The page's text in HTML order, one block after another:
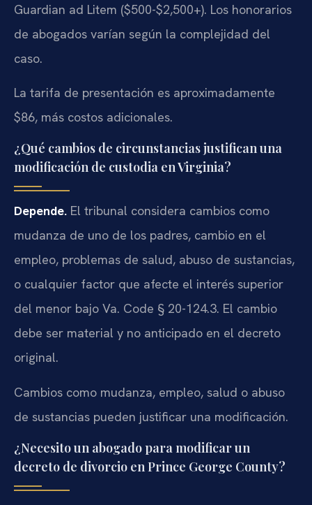
Guardian ad Litem ($500-$2,500+). Los honorarios
de abogados varían según la complejidad del
caso.
La tarifa de presentación es aproximadamente
$86, más costos adicionales.
¿Qué cambios de circunstancias justifican una
modificación de custodia en Virginia?
Depende. El tribunal considera cambios como
mudanza de uno de los padres, cambio en el
empleo, problemas de salud, abuso de sustancias,
o cualquier factor que afecte el interés superior
del menor bajo Va. Code § 20-124.3. El cambio
debe ser material y no anticipado en el decreto
original.
Cambios como mudanza, empleo, salud o abuso
de sustancias pueden justificar una modificación.
¿Necesito un abogado para modificar un
decreto de divorcio en Prince George County?